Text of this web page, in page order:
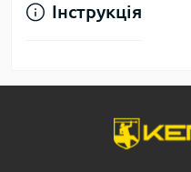
Інструкція